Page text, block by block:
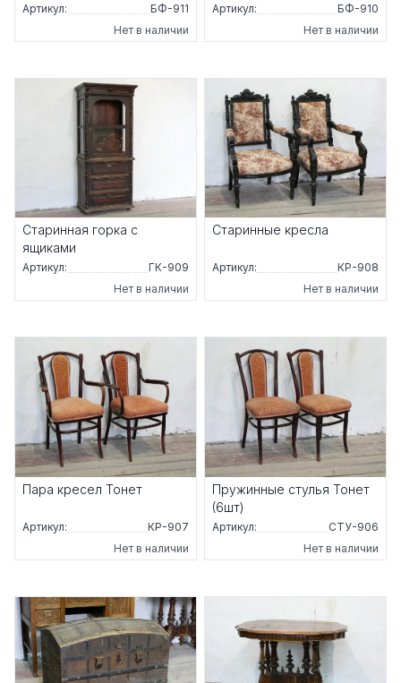
Артикул:
БФ-911
Нет в наличии
Артикул:
БФ-910
Нет в наличии
Старинная горка с
ящиками
Артикул:
ГК-909
Нет в наличии
Старинные кресла
Артикул:
КР-908
Нет в наличии
Пара кресел Тонет
Артикул:
КР-907
Нет в наличии
Пружинные стулья Тонет
(6шт)
Артикул:
СТУ-906
Нет в наличии